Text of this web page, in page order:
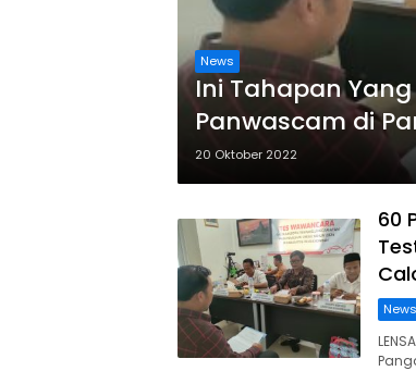
News
Ini Tahapan
Panwascam di
Dikatakan Gugur
20 Oktober 2022
60
News